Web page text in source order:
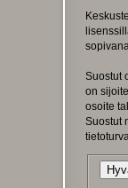
Suostut
on
osoite
Suostut